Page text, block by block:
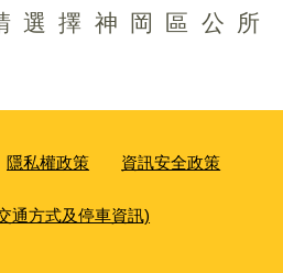
選擇神岡區公所
隱私權政策 資訊安全政策
通方式及停車資訊)